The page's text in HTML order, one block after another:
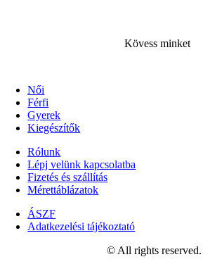
Női
Férfi
Gyerek
Kiegészítők
Rólunk
Lépj velünk kapcsolatba
Fizetés és szállítás
Mérettáblázatok
ÁSZF
Adatkezelési tájékoztató
© All rights reserved. •